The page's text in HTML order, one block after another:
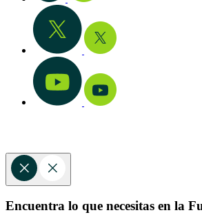
Encuentra lo que necesitas en la